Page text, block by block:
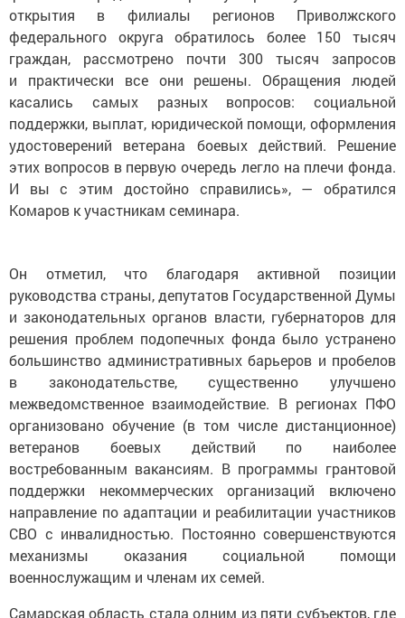
открытия в филиалы регионов Приволжского
федерального округа обратилось более 150 тысяч
граждан, рассмотрено почти 300 тысяч запросов
и практически все они решены. Обращения людей
касались самых разных вопросов: социальной
поддержки, выплат, юридической помощи, оформления
удостоверений ветерана боевых действий. Решение
этих вопросов в первую очередь легло на плечи фонда.
И вы с этим достойно справились», — обратился
Комаров к участникам семинара.
Он отметил, что благодаря активной позиции
руководства страны, депутатов Государственной Думы
и законодательных органов власти, губернаторов для
решения проблем подопечных фонда было устранено
большинство административных барьеров и пробелов
в законодательстве, существенно улучшено
межведомственное взаимодействие. В регионах ПФО
организовано обучение (в том числе дистанционное)
ветеранов боевых действий по наиболее
востребованным вакансиям. В программы грантовой
поддержки некоммерческих организаций включено
направление по адаптации и реабилитации участников
СВО с инвалидностью. Постоянно совершенствуются
механизмы оказания социальной помощи
военнослужащим и членам их семей.
Самарская область стала одним из пяти субъектов, где